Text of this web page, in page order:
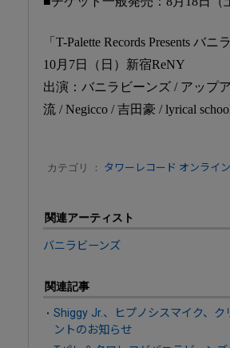
「T-Palette Records Presents バ
10月7日（日）新宿ReNY
出演：バニラビーンズ / アップ
流 / Negicco / 吉田豪 / lyrical
カテゴリ ： タワーレコード オンライ
関連アーティスト
バニラビーンズ
関連記事
Shiggy Jr.、ヒプノシスマイク、
ントのお知らせ